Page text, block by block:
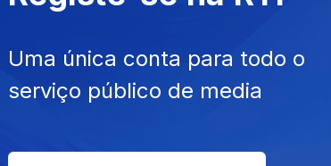
01 out. 2025
Uma única conta para todo o
serviço público de media